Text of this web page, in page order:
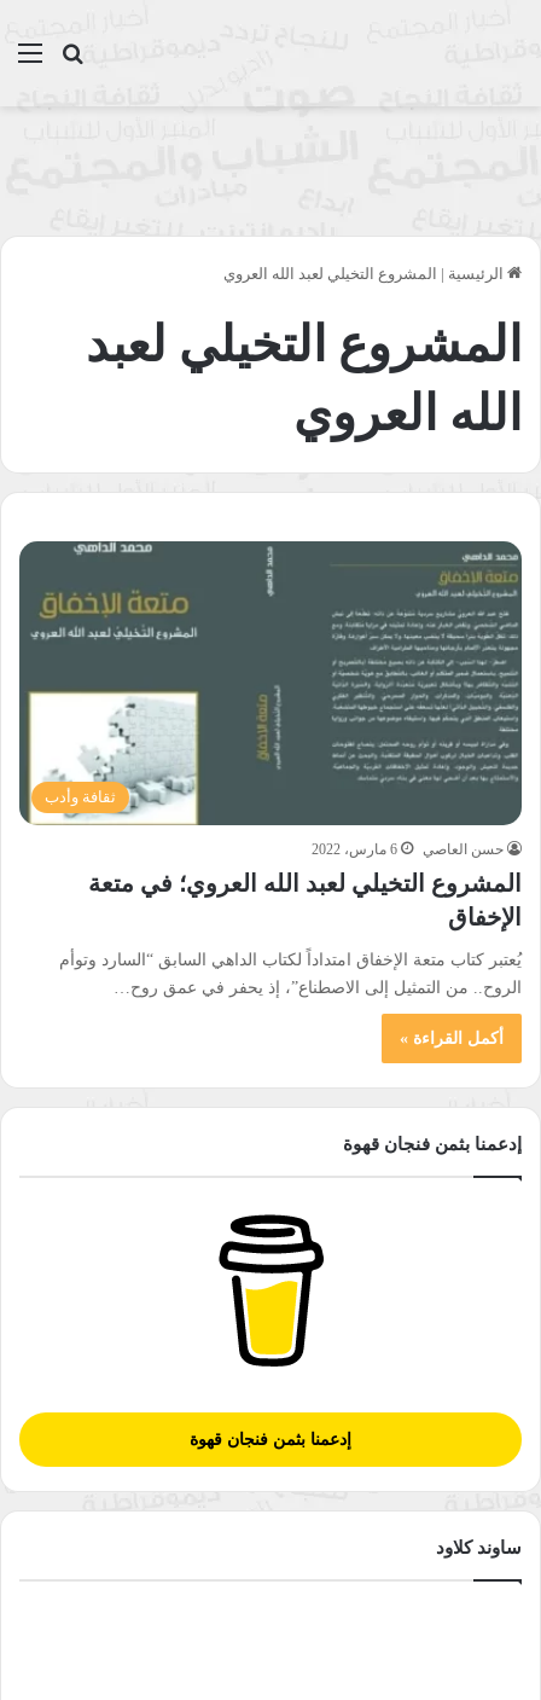
بحث
الرئيسية | المشروع التخيلي لعبد الله العروي
المشروع التخيلي لعبد
الله العروي
ثقافة وأدب
حسن العاصي 6 مارس، 2022
المشروع التخيلي لعبد الله العروي؛ في متعة
الإخفاق
يُعتبر كتاب متعة الإخفاق امتداداً لكتاب الداهي السابق “السارد وتوأم
الروح.. من التمثيل إلى الاصطناع”، إذ يحفر في عمق روح…
أكمل القراءة »
إدعمنا بثمن فنجان قهوة
إدعمنا بثمن فنجان قهوة
ساوند كلاود